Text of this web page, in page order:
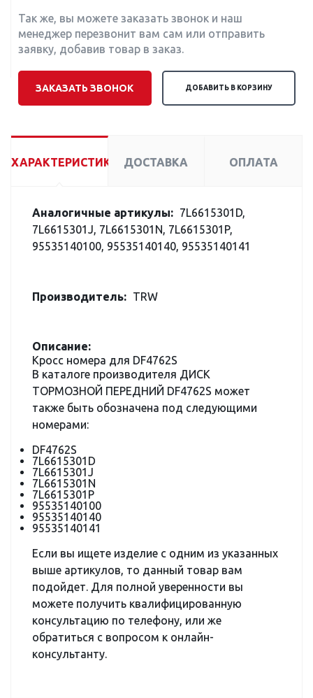
Так же, вы можете заказать звонок и наш
менеджер перезвонит вам сам или отправить
заявку, добавив товар в заказ.
ЗАКАЗАТЬ ЗВОНОК ДОБАВИТЬ В КОРЗИНУ
ХАРАКТЕРИСТИКИ ДОСТАВКА ОПЛАТА
Аналогичные артикулы: 7L6615301D,
7L6615301J, 7L6615301N, 7L6615301P,
95535140100, 95535140140, 95535140141
Производитель: TRW
Описание:
Кросс номера для DF4762S
В каталоге производителя ДИСК
ТОРМОЗНОЙ ПЕРЕДНИЙ DF4762S может
также быть обозначена под следующими
номерами:
DF4762S
7L6615301D
7L6615301J
7L6615301N
7L6615301P
95535140100
95535140140
95535140141
Если вы ищете изделие с одним из указанных
выше артикулов, то данный товар вам
подойдет. Для полной уверенности вы
можете получить квалифицированную
консультацию по телефону, или же
обратиться с вопросом к онлайн-
консультанту.